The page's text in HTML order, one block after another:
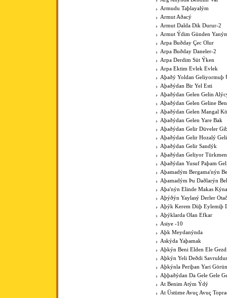
Armudu Taþlayalým
Armut Aðacý
Armut Dalda Dik Durur-2
Armut Ýdim Günden
Arpa Buðday Çec Olur
Arpa Buðday Daneler-2
Arpa Derdim Süt Ýken
Arpa Ektim Evlek Evlek
Aþaðý Yoldan Geliyormuþ
Aþaðýdan Bir Yel Esti
Aþaðýdan Gelen Gelin
Aþaðýdan Gelen Geline
Aþaðýdan Gelen Mangal
Aþaðýdan Gelen Yare Bak
Aþaðýdan Gelir Düveler
Aþaðýdan Gelir Hozalý
Aþaðýdan Gelir Sandýk
Aþaðýdan Geliyor
Aþaðýdan Yusuf Paþam
Aþamadým Bergama'nýn
Aþamadým Þu Daðlarýn
Aþa'nýn Elinde Makas
Aþýðýn Yaylasý Derler
Aþýk Kerem Düþ Eylemiþ
Aþýklarda Olan Efkar
Asiye -10
Aþk Meydanýnda
Askýda Yaþamak
Aþkýn Beni Elden Ele
Aþkýn Yeli Deðdi
Aþkýnla Periþan Yari
Aþþaðýdan Da Gele Gele
At Benim Atým Ýdý
At Üstüme Avuç Avuç